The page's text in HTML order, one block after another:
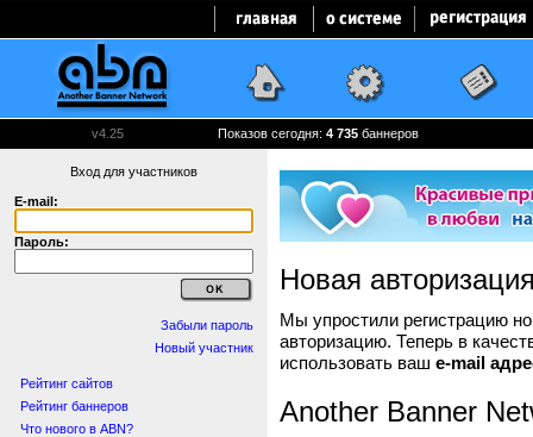
v4.25 Показов сегодня: 4 735 баннеров
Вход для участников
E-mail:
Пароль:
Забыли пароль
Новый участник
Рейтинг сайтов
Рейтинг баннеров
Что нового в ABN?
Новая
Мы упростили регистрацию
авторизацию. Теперь в
использовать ваш e-mail
Another Banner